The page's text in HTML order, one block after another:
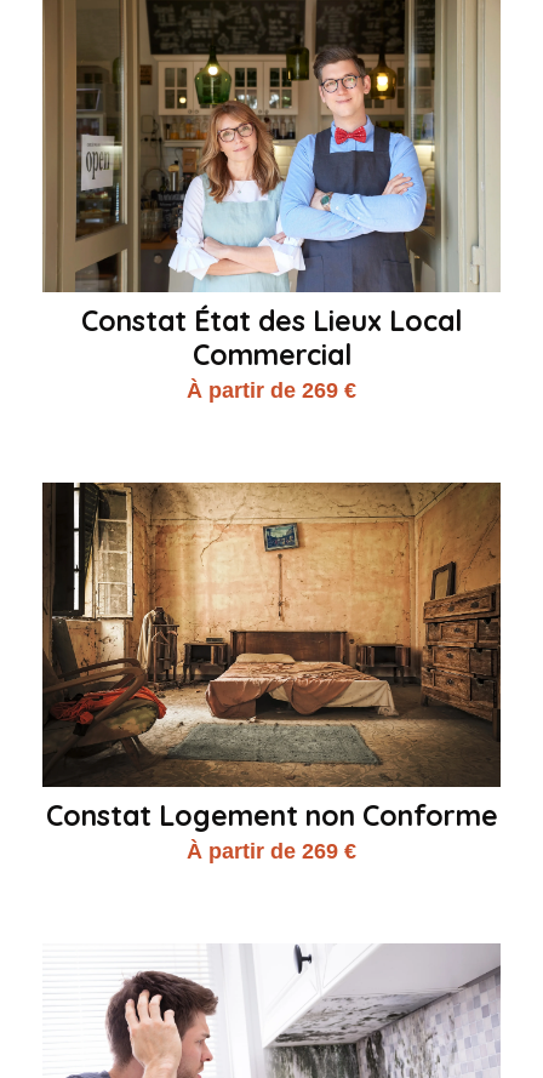
Constat État des Lieux Local
Commercial
À partir de 269 €
Constat Logement non Conforme
À partir de 269 €